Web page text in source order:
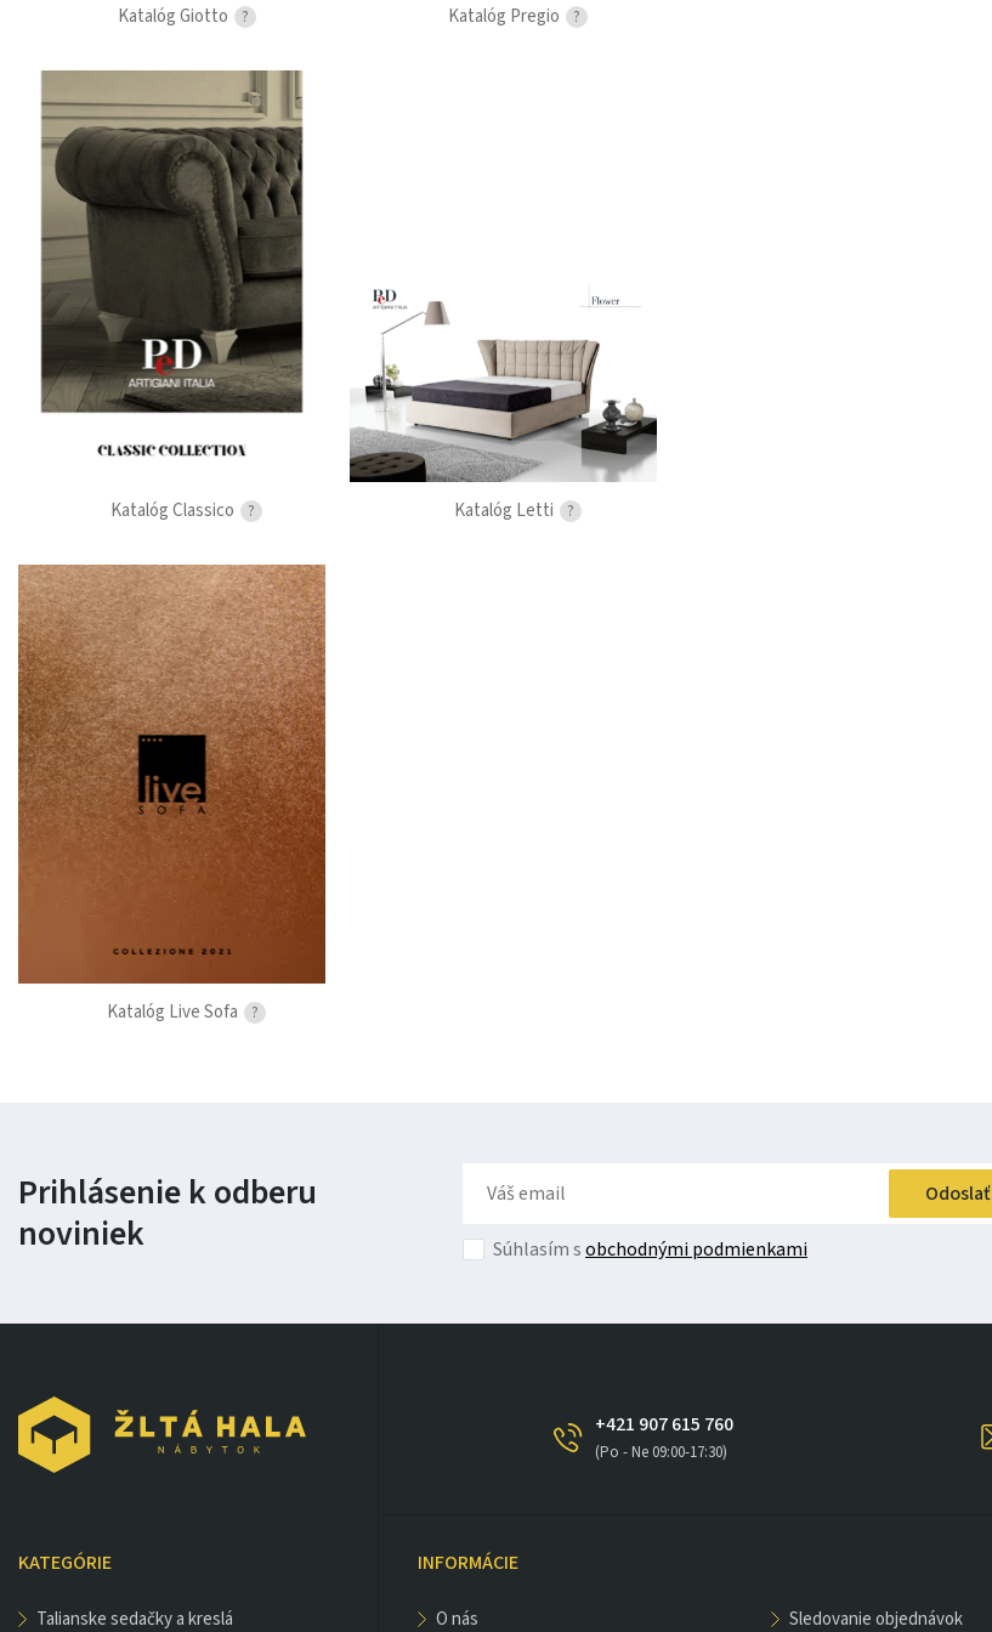
Katalóg Giotto ? Katalóg Pregio ?
Katalóg Classico ? Katalóg Letti ?
Katalóg Live Sofa ?
Prihlásenie k odberu
noviniek
Odoslať
Súhlasím sobchodnými podmienkami
+421 907 615 760
(Po - Ne 09:00-17:30)
KATEGÓRIE
talianske sedačky a kreslá
INFORMÁCIE
o nás sledovanie objednávok